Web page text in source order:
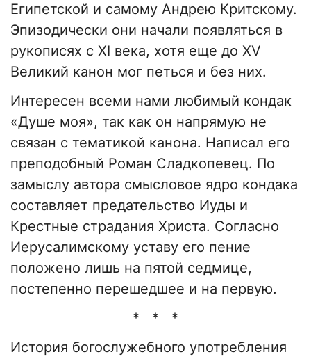
Египетской и самому Андрею Критскому.
Эпизодически они начали появляться в
рукописях с XI века, хотя еще до XV
Великий канон мог петься и без них.
Интересен всеми нами любимый кондак
«Душе моя», так как он напрямую не
связан с тематикой канона. Написал его
преподобный Роман Сладкопевец. По
замыслу автора смысловое ядро кондака
составляет предательство Иуды и
Крестные страдания Христа. Согласно
Иерусалимскому уставу его пение
положено лишь на пятой седмице,
постепенно перешедшее и на первую.
* * *
История богослужебного употребления